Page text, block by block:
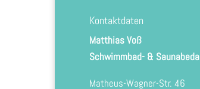
Kontaktdaten
Matthias Voß
Schwimmbad- &
Matheus-Wagner-Str. 46